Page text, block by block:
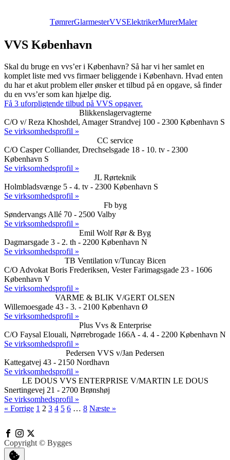
TømrerGlarmesterVVSElektrikerMurerMaler
VVS København
Skal du bruge en vvs’er i København? Så har vi her samlet en
komplet liste med vvs firmaer beliggende i København. Hvad enten
du har et akut problem eller ønsker et tilbud på en opgave, så finder
du en vvs’er som kan hjælpe dig.
Få 3 uforpligtende tilbud på VVS opgaver.
Blikkenslagervagterne
C/O v/ Reza Khoshdel, Amager Strandvej 100 - 2300 København S
Se virksomhedsprofil »
CC service
C/O Casper Colliander, Drechselsgade 18 - 10. tv - 2300
København S
Se virksomhedsprofil »
JL Rørteknik
Holmbladsvænge 5 - 4. tv - 2300 København S
Se virksomhedsprofil »
Fb byg
Søndervangs Allé 70 - 2500 Valby
Se virksomhedsprofil »
Emil Wolf Rør & Byg
Dagmarsgade 3 - 2. th - 2200 København N
Se virksomhedsprofil »
TB Ventilation v/Tuncay Bicen
C/O Advokat Boris Frederiksen, Vester Farimagsgade 23 - 1606
København V
Se virksomhedsprofil »
VARME & BLIK V/GERT OLSEN
Willemoesgade 43 - 3. - 2100 København Ø
Se virksomhedsprofil »
Plus Vvs & Enterprise
C/O Faysal Elouali, Nørrebrogade 166A - 4. 4 - 2200 København N
Se virksomhedsprofil »
Pedersen VVS v/Jan Pedersen
Kattegatvej 43 - 2150 Nordhavn
Se virksomhedsprofil »
LE DOUS VVS ENTERPRISE V/MARTIN LE DOUS
Snertingevej 21 - 2700 Brønshøj
Se virksomhedsprofil »
« Forrige 1 2 3 4 5 6 … 8 Næste »
Copyright © Bygges